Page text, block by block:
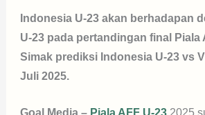
Indonesia U-23 akan berhadapan
U-23 pada pertandingan final Piala
Simak prediksi Indonesia U-23 vs
Juli 2025.